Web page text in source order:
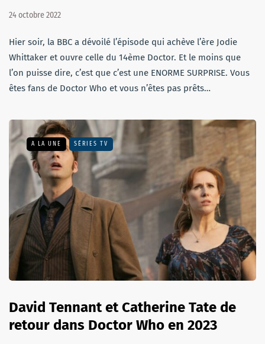
24 octobre 2022
Hier soir, la BBC a dévoilé l’épisode qui achève l’ère Jodie
Whittaker et ouvre celle du 14ème Doctor. Et le moins que
l’on puisse dire, c’est que c’est une ENORME SURPRISE. Vous
êtes fans de Doctor Who et vous n’êtes pas prêts…
A LA UNE SÉRIES TV
David Tennant et Catherine Tate de
retour dans Doctor Who en 2023